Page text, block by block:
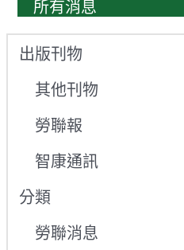
所有消息
出版刊物
其他刊物
勞聯報
智康通訊
分類
勞聯消息